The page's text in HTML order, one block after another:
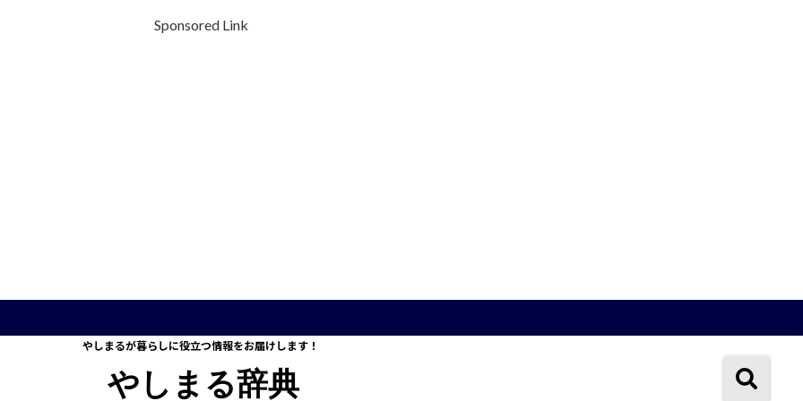
Sponsored Link
やしまるが暮らしに役立つ情報をお届けします！
やしまる辞典